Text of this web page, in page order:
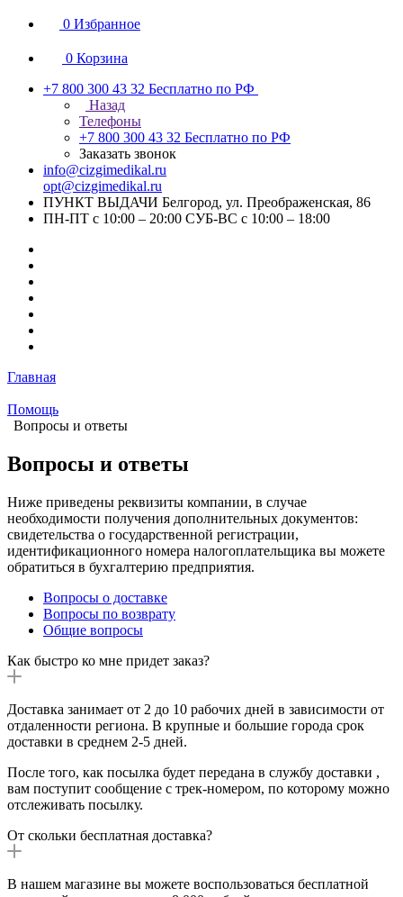
0 Избранное
0 Корзина
+7 800 300 43 32 Бесплатно по РФ
Назад
Телефоны
+7 800 300 43 32 Бесплатно по РФ
Заказать звонок
info@cizgimedikal.ru
opt@cizgimedikal.ru
ПУНКТ ВЫДАЧИ Белгород, ул. Преображенская, 86
ПН-ПТ с 10:00 – 20:00 СУБ-ВС с 10:00 – 18:00
Главная
Помощь
Вопросы и ответы
Вопросы и ответы
Ниже приведены реквизиты компании, в случае
необходимости получения дополнительных документов:
свидетельства о государственной регистрации,
идентификационного номера налогоплательщика вы можете
обратиться в бухгалтерию предприятия.
Вопросы о доставке
Вопросы по возврату
Общие вопросы
Как быстро ко мне придет заказ?
Доставка занимает от 2 до 10 рабочих дней в зависимости от
отдаленности региона. В крупные и большие города срок
доставки в среднем 2-5 дней.
После того, как посылка будет передана в службу доставки ,
вам поступит сообщение с трек-номером, по которому можно
отслеживать посылку.
От скольки бесплатная доставка?
В нашем магазине вы можете воспользоваться бесплатной